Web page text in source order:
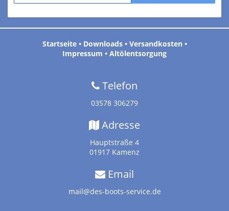
Startseite• Downloads• Versandkosten•
Impressum • Altölentsorgung
Telefon
03578 306279
Adresse
Hauptstraße 4
01917 Kamenz
Email
mail@des-boots-service.de